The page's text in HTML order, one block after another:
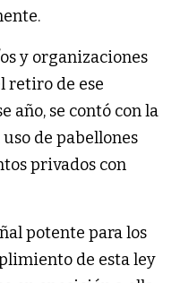
y organizaciones
retiro de ese
año, se contó con la
de pabellones
privados con
potente para los
de esta ley